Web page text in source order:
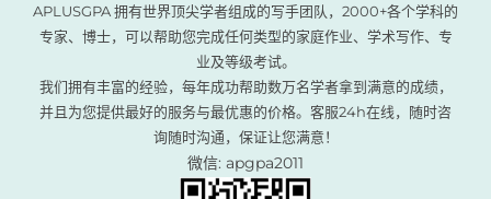
APLUSGPA 拥有世界顶尖学者组成的写手团队，2000+各个学科的
专家、博士，可以帮助您完成任何类型的家庭作业、学术写作、专
业及等级考试。
我们拥有丰富的经验，每年成功帮助数万名学者拿到满意的成绩，
并且为您提供最好的服务与最优惠的价格。客服24h在线，随时咨
询随时沟通，保证让您满意！
微信: apgpa2011